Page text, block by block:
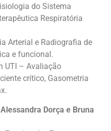
do Sistema
Respiratória
Arterial e Radiografia de
e funcional.
UTI – Avaliação
crítico, Gasometria
Dorça e Bruna